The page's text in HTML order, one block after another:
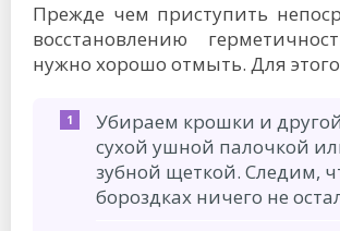
Прежде чем приступить
восстановлению
нужно хорошо отмыть. Для
Убираем крошки и
сухой ушной палочкой
зубной щеткой. Следим,
бороздках ничего не